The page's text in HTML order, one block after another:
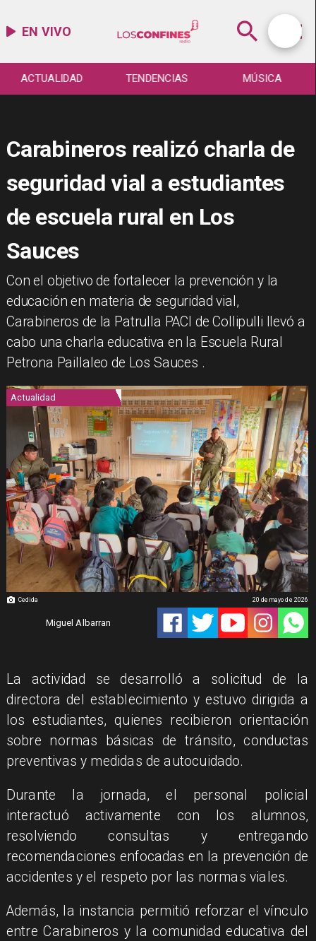
EN VIVO
ACTUALIDAD TENDENCIAS MÚSICA
Carabineros realizó charla de
seguridad vial a estudiantes
de escuela rural en Los
Sauces
​Con el objetivo de fortalecer la prevención y la
educación en materia de seguridad vial,
Carabineros de la Patrulla PACI de Collipulli llevó a
cabo una charla educativa en la Escuela Rural
Petrona Paillaleo de Los Sauces .
Cedida
Actualidad
Miguel Albarran
20 de mayo de 2026
La actividad se desarrolló a solicitud de la
directora del establecimiento y estuvo dirigida a
los estudiantes, quienes recibieron orientación
sobre normas básicas de tránsito, conductas
preventivas y medidas de autocuidado.
​Durante la jornada, el personal policial
interactuó activamente con los alumnos,
resolviendo consultas y entregando
recomendaciones enfocadas en la prevención de
accidentes y el respeto por las normas viales.
​Además, la instancia permitió reforzar el vínculo
entre Carabineros y la comunidad educativa del